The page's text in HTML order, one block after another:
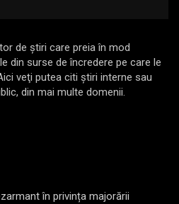
de ştiri care preia în mod
din surse de încredere pe care le
veţi putea citi ştiri interne sau
din mai multe domenii.
în privința majorării